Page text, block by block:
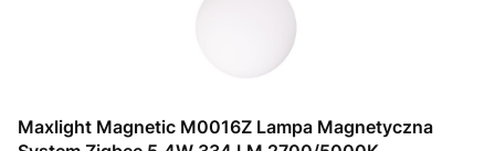
Maxlight Magnetic M0016Z Lampa Magnetyczna